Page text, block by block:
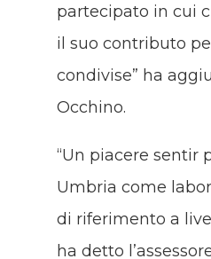
partecipato in cui
il suo contributo
condivise” ha
Occhino.
“Un piacere sentir
Umbria come
di riferimento a
ha detto